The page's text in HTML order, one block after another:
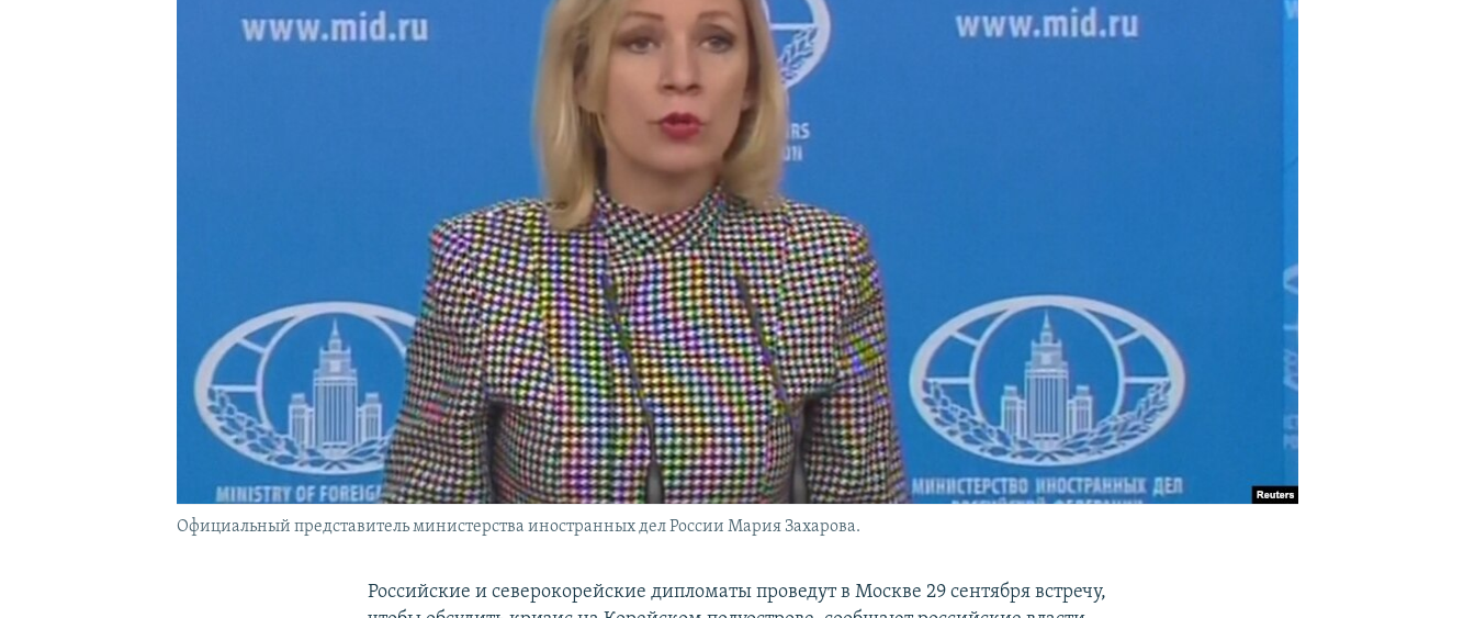
Официальный представитель министерства иностранных дел России Мария Захарова.
Российские и северокорейские дипломаты проведут в Москве 29 сентября встречу,